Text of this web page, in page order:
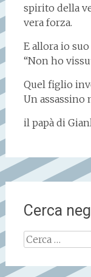
spirito della
vera forza.
E allora io
“Non ho
Quel figlio
Un assassino
il papà di
Cerca
Ricerca